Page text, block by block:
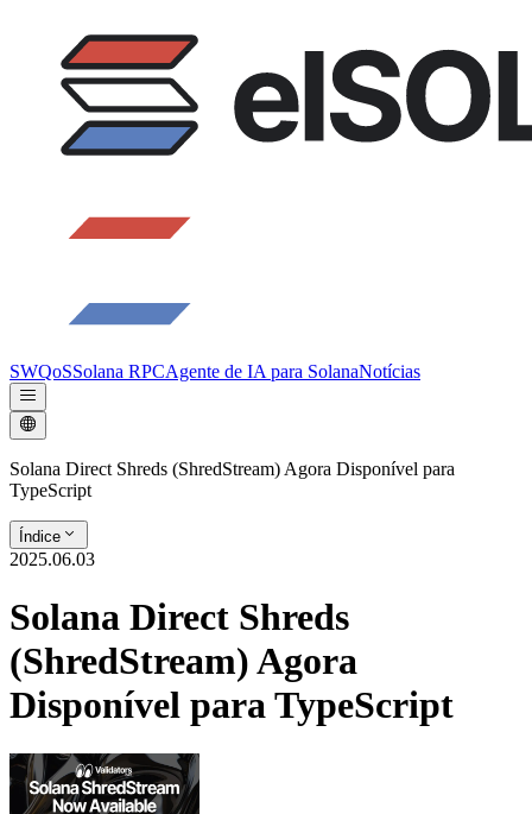
SWQoSSolana RPCAgente de IA para SolanaNotícias
Solana Direct Shreds (ShredStream) Agora Disponível para
TypeScript
Índice
2025.06.03
Solana Direct Shreds
(ShredStream) Agora
Disponível para TypeScript